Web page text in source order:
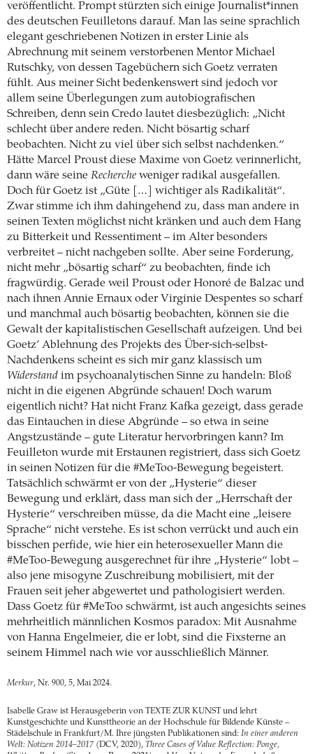
veröffentlicht. Prompt stürzten sich einige Journalist*innen
des deutschen Feuilletons darauf. Man las seine sprachlich
elegant geschriebenen Notizen in erster Linie als
Abrechnung mit seinem verstorbenen Mentor Michael
Rutschky, von dessen Tagebüchern sich Goetz verraten
fühlt. Aus meiner Sicht bedenkenswert sind jedoch vor
allem seine Überlegungen zum autobiografischen
Schreiben, denn sein Credo lautet diesbezüglich: „Nicht
schlecht über andere reden. Nicht bösartig scharf
beobachten. Nicht zu viel über sich selbst nachdenken.“
Hätte Marcel Proust diese Maxime von Goetz verinnerlicht,
dann wäre seine Recherche weniger radikal ausgefallen.
Doch für Goetz ist „Güte […] wichtiger als Radikalität“.
Zwar stimme ich ihm dahingehend zu, dass man andere in
seinen Texten möglichst nicht kränken und auch dem Hang
zu Bitterkeit und Ressentiment – im Alter besonders
verbreitet – nicht nachgeben sollte. Aber seine Forderung,
nicht mehr „bösartig scharf“ zu beobachten, finde ich
fragwürdig. Gerade weil Proust oder Honoré de Balzac und
nach ihnen Annie Ernaux oder Virginie Despentes so scharf
und manchmal auch bösartig beobachten, können sie die
Gewalt der kapitalistischen Gesellschaft aufzeigen. Und bei
Goetz’ Ablehnung des Projekts des Über-sich-selbst-
Nachdenkens scheint es sich mir ganz klassisch um
Widerstand im psychoanalytischen Sinne zu handeln: Bloß
nicht in die eigenen Abgründe schauen! Doch warum
eigentlich nicht? Hat nicht Franz Kafka gezeigt, dass gerade
das Eintauchen in diese Abgründe – so etwa in seine
Angstzustände – gute Literatur hervorbringen kann? Im
Feuilleton wurde mit Erstaunen registriert, dass sich Goetz
in seinen Notizen für die #MeToo-Bewegung begeistert.
Tatsächlich schwärmt er von der „Hysterie“ dieser
Bewegung und erklärt, dass man sich der „Herrschaft der
Hysterie“ verschreiben müsse, da die Macht eine „leisere
Sprache“ nicht verstehe. Es ist schon verrückt und auch ein
bisschen perfide, wie hier ein heterosexueller Mann die
#MeToo-Bewegung ausgerechnet für ihre „Hysterie“ lobt –
also jene misogyne Zuschreibung mobilisiert, mit der
Frauen seit jeher abgewertet und pathologisiert werden.
Dass Goetz für #MeToo schwärmt, ist auch angesichts seines
mehrheitlich männlichen Kosmos paradox: Mit Ausnahme
von Hanna Engelmeier, die er lobt, sind die Fixsterne an
seinem Himmel nach wie vor ausschließlich Männer.
Merkur, Nr. 900, 5, Mai 2024.
Isabelle Graw ist Herausgeberin von TEXTE ZUR KUNST und lehrt
Kunstgeschichte und Kunsttheorie an der Hochschule für Bildende Künste –
Städelschule in Frankfurt/M. Ihre jüngsten Publikationen sind: In einer anderen
Welt: Notizen 2014–2017 (DCV, 2020), Three Cases of Value Reflection: Ponge,